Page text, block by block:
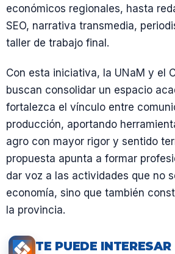
económicos regionales, hasta
SEO, narrativa transmedia,
taller de trabajo final.
Con esta iniciativa, la UNaM y el
buscan consolidar un espacio
fortalezca el vínculo entre
producción, aportando
agro con mayor rigor y sentido
propuesta apunta a formar
dar voz a las actividades que no
economía, sino que también
la provincia.
TE PUEDE INTERESAR